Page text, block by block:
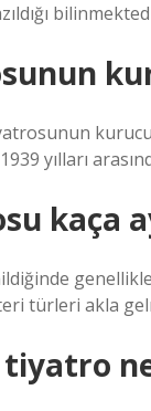
yılları
kaça
türleri akla